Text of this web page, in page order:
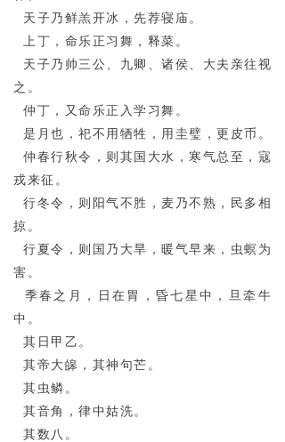
天子乃鲜羔开冰，先荐寝庙。
上丁，命乐正习舞，释菜。
天子乃帅三公、九卿、诸侯、大夫亲往视
之。
仲丁，又命乐正入学习舞。
是月也，祀不用牺牲，用圭璧，更皮币。
仲春行秋令，则其国大水，寒气总至，寇
戎来征。
行冬令，则阳气不胜，麦乃不熟，民多相
掠。
行夏令，则国乃大旱，暖气早来，虫螟为
害。
季春之月，日在胃，昏七星中，旦牵牛
中。
其日甲乙。
其帝大皞，其神句芒。
其虫鳞。
其音角，律中姑洗。
其数八。